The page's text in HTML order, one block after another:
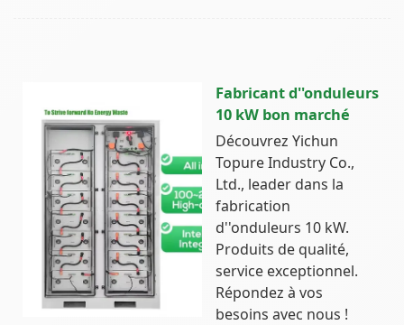
Fabricant d''onduleurs
10 kW bon marché
Découvrez Yichun
Topure Industry Co.,
Ltd., leader dans la
fabrication
d''onduleurs 10 kW.
Produits de qualité,
service exceptionnel.
Répondez à vos
besoins avec nous !